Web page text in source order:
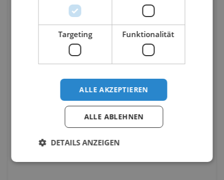
Targeting Funktionalität
ALLE AKZEPTIEREN
ALLE ABLEHNEN
DETAILS ANZEIGEN